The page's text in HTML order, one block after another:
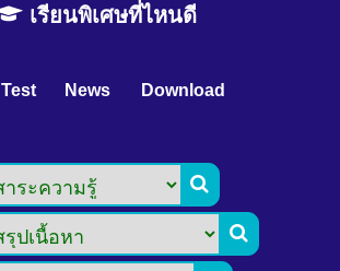
เรียนพิเศษที่ไหนดี
Test News Download

